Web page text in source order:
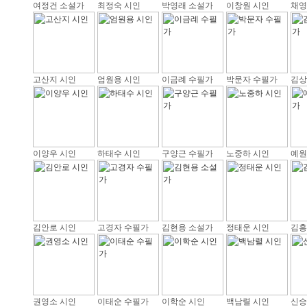
여정건 소설가 최정숙 시인 박영래 소설가 이창원 시인 채
고산지 시인 엄원용 시인 이금례 수필가 박문자 수필가 김
이양우 시인 하태수 시인 구양근 수필가 노중하 시인 예
김안로 시인 고경자 수필가 김현용 소설가 정태운 시인 김
권영소 시인 이태순 수필가 이학순 시인 백남렬 시인 신